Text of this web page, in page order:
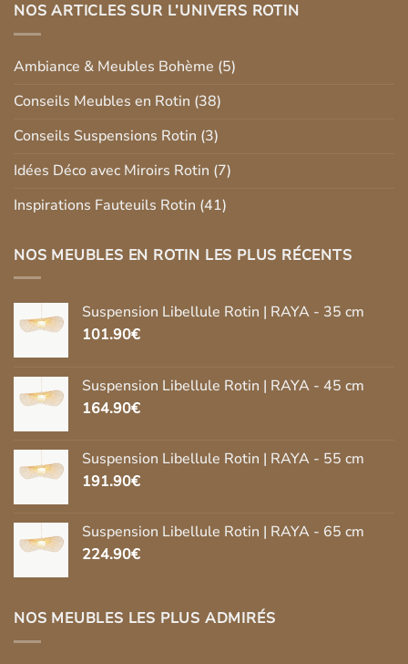
NOS ARTICLES SUR L’UNIVERS ROTIN
Ambiance & Meubles Bohème (5)
Conseils Meubles en Rotin (38)
Conseils Suspensions Rotin (3)
Idées Déco avec Miroirs Rotin (7)
Inspirations Fauteuils Rotin (41)
NOS MEUBLES EN ROTIN LES PLUS RÉCENTS
Suspension Libellule Rotin | RAYA - 35 cm
101.90€
Suspension Libellule Rotin | RAYA - 45 cm
164.90€
Suspension Libellule Rotin | RAYA - 55 cm
191.90€
Suspension Libellule Rotin | RAYA - 65 cm
224.90€
NOS MEUBLES LES PLUS ADMIRÉS